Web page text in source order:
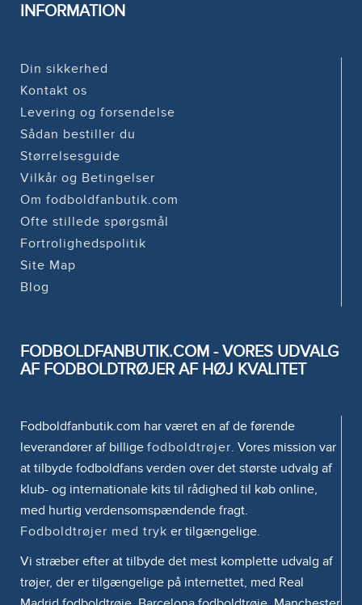
INFORMATION
Din sikkerhed
Kontakt os
Levering og forsendelse
Sådan bestiller du
Størrelsesguide
Vilkår og Betingelser
Om fodboldfanbutik.com
Ofte stillede spørgsmål
Fortrolighedspolitik
Site Map
Blog
FODBOLDFANBUTIK.COM - VORES UDVALG
AF FODBOLDTRØJER AF HØJ KVALITET
Fodboldfanbutik.com har været en af de førende
leverandører af billige fodboldtrøjer. Vores mission var
at tilbyde fodboldfans verden over det største udvalg af
klub- og internationale kits til rådighed til køb online,
med hurtig verdensomspændende fragt.
Fodboldtrøjer med tryk er tilgængelige.
Vi stræber efter at tilbyde det mest komplette udvalg af
trøjer, der er tilgængelige på internettet, med Real